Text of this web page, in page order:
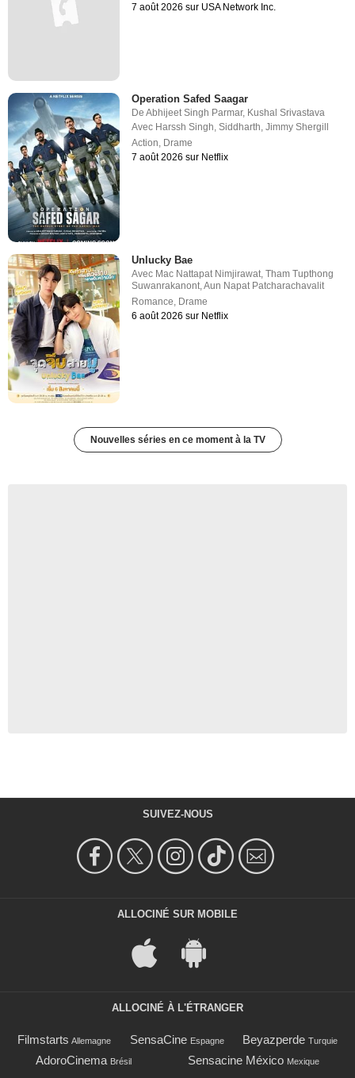
7 août 2026 sur USA Network Inc.
Operation Safed Saagar
DeAbhijeet Singh Parmar, Kushal Srivastava
Avec Harssh Singh ,Siddharth ,Jimmy Shergill
Action Drame
7 août 2026 sur Netflix
Unlucky Bae
Avec Mac Nattapat Nimjirawat,Tham Tupthong
Suwanrakanont,Aun Napat Patcharachavalit
Romance, Drame
6 août 2026 sur Netflix
Nouvelles séries en ce moment à la TV
SUIVEZ-NOUS
ALLOCINÉ SUR MOBILE
ALLOCINÉ À L'ÉTRANGER
Filmstarts Allemagne SensaCine Espagne Beyazperde Turquie
AdoroCinema Brésil Sensacine México Mexique